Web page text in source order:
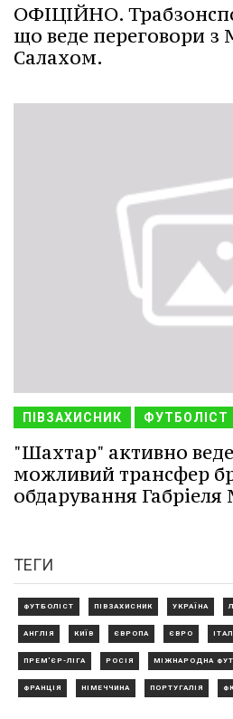
ОФІЦІЙНО.
що веде переговори
Салахом.
ПІВЗАХИСНИК ФУТБОЛІСТ
"Шахтар" активно
можливий трансфер
обдарування Габріеля
ТЕГИ
ФУТБОЛІСТ ПІВЗАХИСНИК УКРАЇНА
АНГЛІЯ КИЇВ ЄВРОПА ЄВРО
ПРЕМ'ЄР-ЛІГА РОСІЯ МІЖНАРОДНА
ФРАНЦІЯ НІМЕЧЧИНА ПОРТУГАЛІЯ